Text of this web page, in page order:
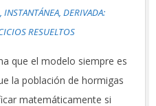
DERIVADA:
RESUELTOS
que el modelo siempre es
la población de hormigas
matemáticamente si